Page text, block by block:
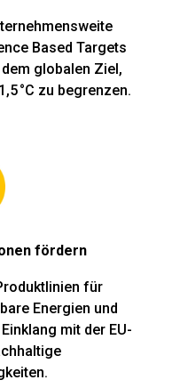
Based Targets
globalen Ziel,
°C zu begrenzen.
fördern
für
Energien und
mit der EU-